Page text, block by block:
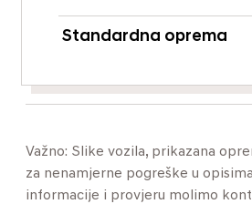
Standardna oprema
Važno: Slike vozila, prikazana
za nenamjerne pogreške u
informacije i provjeru molimo